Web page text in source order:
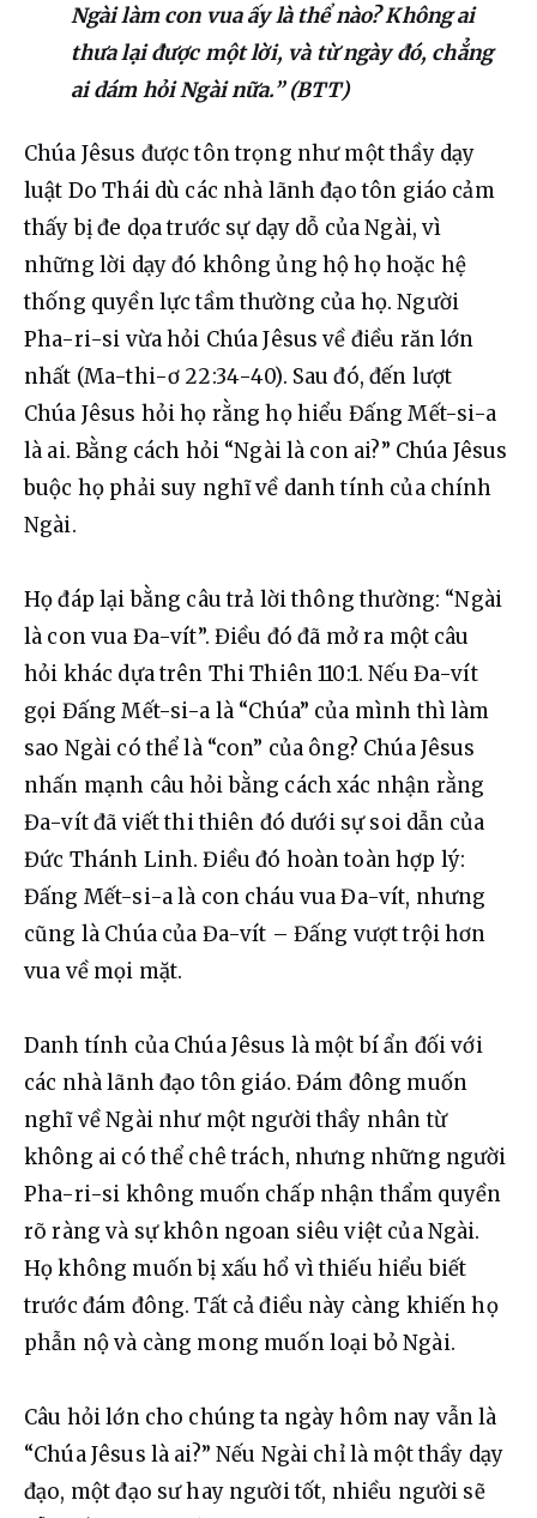
Ngài làm con vua ấy là thể nào? Không ai
thưa lại được một lời, và từ ngày đó, chẳng
ai dám hỏi Ngài nữa.” (BTT)
Chúa Jêsus được tôn trọng như một thầy dạy
luật Do Thái dù các nhà lãnh đạo tôn giáo cảm
thấy bị đe dọa trước sự dạy dỗ của Ngài, vì
những lời dạy đó không ủng hộ họ hoặc hệ
thống quyền lực tầm thường của họ. Người
Pha-ri-si vừa hỏi Chúa Jêsus về điều răn lớn
nhất (Ma-thi-ơ 22:34-40). Sau đó, đến lượt
Chúa Jêsus hỏi họ rằng họ hiểu Đấng Mết-si-a
là ai. Bằng cách hỏi “Ngài là con ai?” Chúa Jêsus
buộc họ phải suy nghĩ về danh tính của chính
Ngài.
Họ đáp lại bằng câu trả lời thông thường: “Ngài
là con vua Đa-vít”. Điều đó đã mở ra một câu
hỏi khác dựa trên Thi Thiên 110:1. Nếu Đa-vít
gọi Đấng Mết-si-a là “Chúa” của mình thì làm
sao Ngài có thể là “con” của ông? Chúa Jêsus
nhấn mạnh câu hỏi bằng cách xác nhận rằng
Đa-vít đã viết thi thiên đó dưới sự soi dẫn của
Đức Thánh Linh. Điều đó hoàn toàn hợp lý:
Đấng Mết-si-a là con cháu vua Đa-vít, nhưng
cũng là Chúa của Đa-vít – Đấng vượt trội hơn
vua về mọi mặt.
Danh tính của Chúa Jêsus là một bí ẩn đối với
các nhà lãnh đạo tôn giáo. Đám đông muốn
nghĩ về Ngài như một người thầy nhân từ
không ai có thể chê trách, nhưng những người
Pha-ri-si không muốn chấp nhận thẩm quyền
rõ ràng và sự khôn ngoan siêu việt của Ngài.
Họ không muốn bị xấu hổ vì thiếu hiểu biết
trước đám đông. Tất cả điều này càng khiến họ
phẫn nộ và càng mong muốn loại bỏ Ngài.
Câu hỏi lớn cho chúng ta ngày hôm nay vẫn là
“Chúa Jêsus là ai?” Nếu Ngài chỉ là một thầy dạy
đạo, một đạo sư hay người tốt, nhiều người sẽ